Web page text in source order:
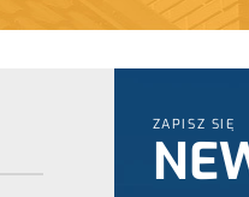
ZAPISZ SIĘ